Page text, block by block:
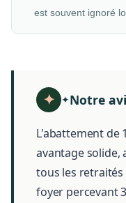
est souvent ignoré
✦Notre
L'abattement de
avantage solide,
tous les
foyer percevant